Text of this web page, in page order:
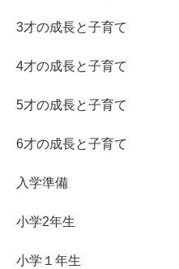
3才の成長と子育て
4才の成長と子育て
5才の成長と子育て
6才の成長と子育て
入学準備
小学2年生
小学１年生